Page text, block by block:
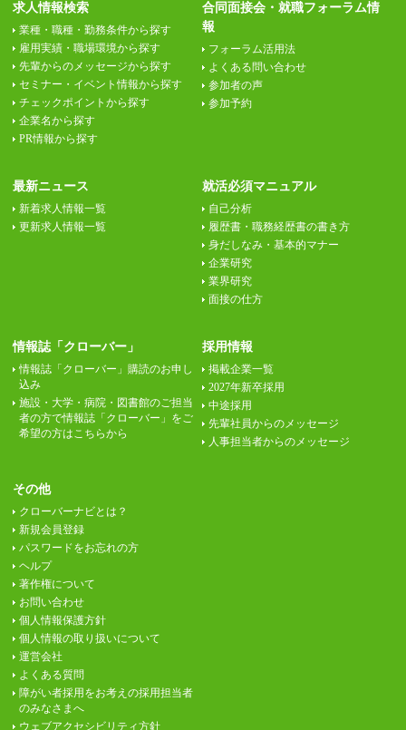
求人情報検索
業種・職種・勤務条件から探す
雇用実績・職場環境から探す
先輩からのメッセージから探す
セミナー・イベント情報から探す
チェックポイントから探す
企業名から探す
PR情報から探す
合同面接会・就職フォーラム情
報
フォーラム活用法
よくある問い合わせ
参加者の声
参加予約
最新ニュース
新着求人情報一覧
更新求人情報一覧
就活必須マニュアル
自己分析
履歴書・職務経歴書の書き方
身だしなみ・基本的マナー
企業研究
業界研究
面接の仕方
情報誌「クローバー」
情報誌「クローバー」購読のお申し
込み
施設・大学・病院・図書館のご担当
者の方で情報誌「クローバー」をご
希望の方はこちらから
採用情報
掲載企業一覧
2027年新卒採用
中途採用
先輩社員からのメッセージ
人事担当者からのメッセージ
その他
クローバーナビとは？
新規会員登録
パスワードをお忘れの方
ヘルプ
著作権について
お問い合わせ
個人情報保護方針
個人情報の取り扱いについて
運営会社
よくある質問
障がい者採用をお考えの採用担当者
のみなさまへ
ウェブアクセシビリティ方針